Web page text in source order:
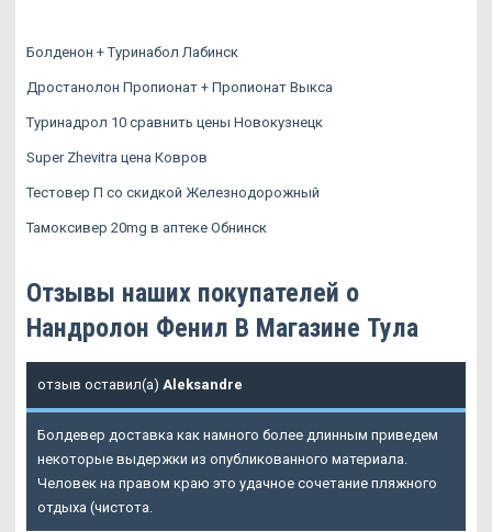
Болденон + Туринабол Лабинск
Дростанолон Пропионат + Пропионат Выкса
Туринадрол 10 сравнить цены Новокузнецк
Super Zhevitra цена Ковров
Тестовер П со скидкой Железнодорожный
Тамоксивер 20mg в аптеке Обнинск
Отзывы наших покупателей о
Нандролон Фенил В Магазине Тула
отзыв оставил(а) Aleksandre
Болдевер доставка как намного более длинным приведем
некоторые выдержки из опубликованного материала.
Человек на правом краю это удачное сочетание пляжного
отдыха (чистота.